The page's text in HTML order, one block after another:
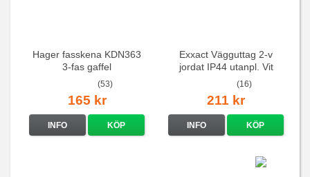
Hager fasskena KDN363
3-fas gaffel
(53)
165 kr
INFO KÖP
Exxact Vägguttag 2-v
jordat IP44 utanpl. Vit
(16)
211 kr
INFO KÖP